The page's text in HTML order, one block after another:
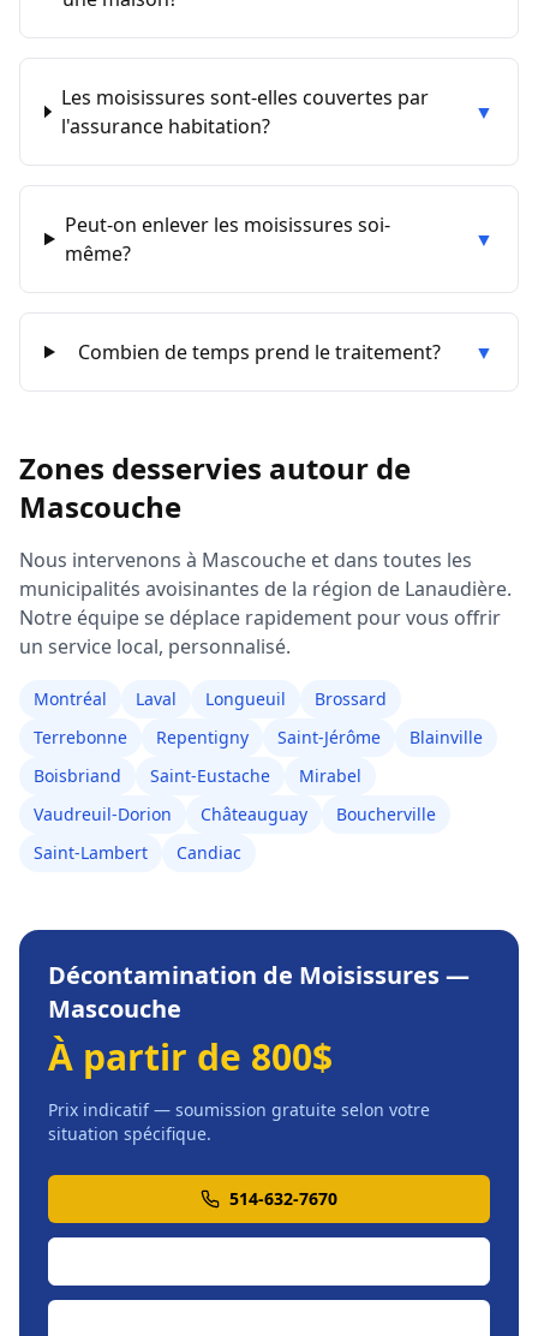
Les moisissures sont-elles couvertes par
l'assurance habitation?
▼
Peut-on enlever les moisissures soi-
même?
▼
Combien de temps prend le traitement? ▼
Zones desservies autour de
Mascouche
Nous intervenons à Mascouche et dans toutes les
municipalités avoisinantes de la région de Lanaudière.
Notre équipe se déplace rapidement pour vous offrir
un service local, personnalisé.
Montréal Laval Longueuil
Brossard
Terrebonne
Repentigny Saint-Jérôme
Blainville
Boisbriand
Saint-Eustache
Mirabel
Vaudreuil-Dorion
Châteauguay
Boucherville
Saint-Lambert
Candiac
Décontamination de Moisissures—
Mascouche
À partir de 800$
Prix indicatif — soumission gratuite selon votre
situation spécifique.
514-632-7670